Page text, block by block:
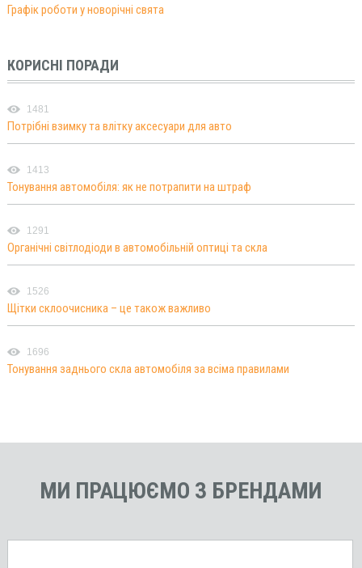
Графік роботи у новорічні свята
КОРИСНІ ПОРАДИ
1481
Потрібні взимку та влітку аксесуари для авто
1413
Тонування автомобіля: як не потрапити на штраф
1291
Органічні світлодіоди в автомобільній оптиці та скла
1526
Щітки склоочисника – це також важливо
1696
Тонування заднього скла автомобіля за всіма правилами
МИ ПРАЦЮЄМО З БРЕНДАМИ